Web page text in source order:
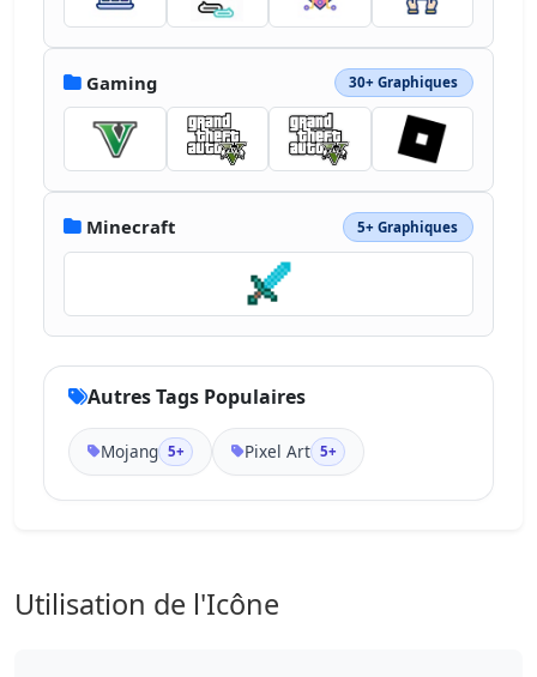
Gaming 30+ Graphiques
Minecraft 5+ Graphiques
Autres Tags Populaires
Mojang 5+ Pixel Art 5+
Utilisation de l'Icône